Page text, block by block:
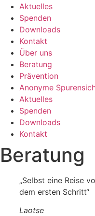
Aktuelles
Spenden
Downloads
Kontakt
Über uns
Beratung
Prävention
Anonyme
Aktuelles
Spenden
Downloads
Kontakt
Beratung
„Selbst eine Reise
dem ersten Schritt“
Laotse